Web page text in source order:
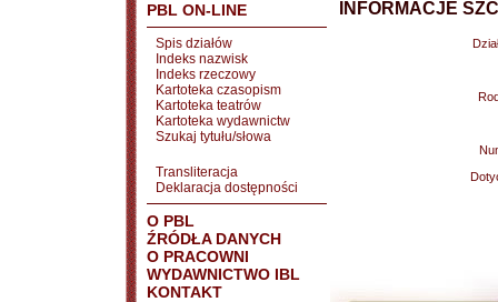
PBL ON-LINE
Spis działów
Indeks nazwisk
Indeks rzeczowy
Kartoteka czasopism
Kartoteka teatrów
Kartoteka wydawnictw
Szukaj tytułu/słowa
Transliteracja
Deklaracja dostępności
O PBL
ŹRÓDŁA DANYCH
O PRACOWNI
WYDAWNICTWO IBL
KONTAKT
INFORMACJE